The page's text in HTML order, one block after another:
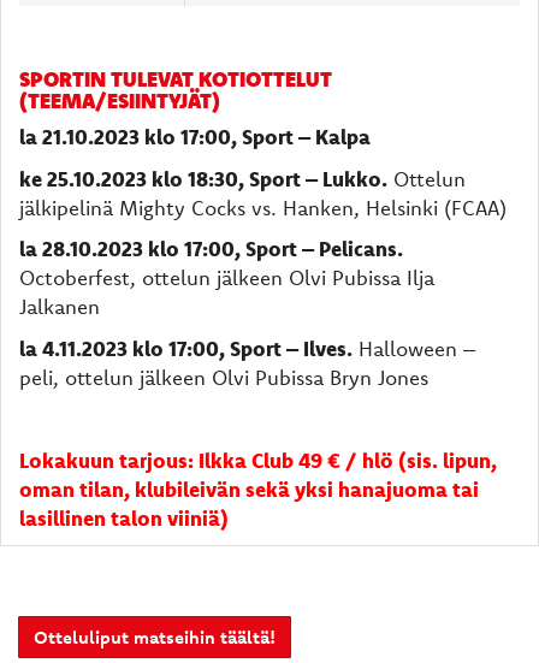
SPORTIN TULEVAT KOTIOTTELUT
(TEEMA/ESIINTYJÄT)
la 21.10.2023 klo 17:00, Sport – Kalpa
ke 25.10.2023 klo 18:30, Sport – Lukko. Ottelun
jälkipelinä Mighty Cocks vs. Hanken, Helsinki (FCAA)
la 28.10.2023 klo 17:00, Sport – Pelicans.
Octoberfest, ottelun jälkeen Olvi Pubissa Ilja
Jalkanen
la 4.11.2023 klo 17:00, Sport – Ilves. Halloween –
peli, ottelun jälkeen Olvi Pubissa Bryn Jones
Lokakuun tarjous: Ilkka Club 49 € / hlö (sis. lipun,
oman tilan, klubileivän sekä yksi hanajuoma tai
lasillinen talon viiniä)
Otteluliput matseihin täältä!